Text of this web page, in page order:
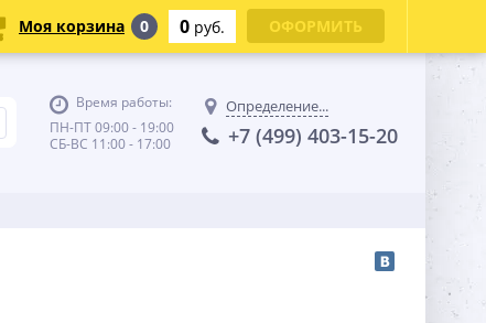
Время работы:
ПН-ПТ 09:00 - 19:00
СБ-ВС 11:00 - 17:00
Определение...
+7 (499) 403-15-20
Моя корзина 0 0 руб. ОФОРМИТЬ